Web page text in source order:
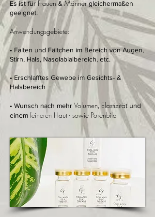
Es ist fürFrauen &Männergleichermaßen
geeignet.
Anwendungsgebiete:
• Falten und Fältchen im Bereich von Augen,
Stirn, Hals, Nasolabialbereich, etc.
• Erschlafftes Gewebe im Gesichts- &
Halsbereich
• Wunsch nach mehr Volumen, Elastizität und
einem feineren Haut - sowie Porenbild